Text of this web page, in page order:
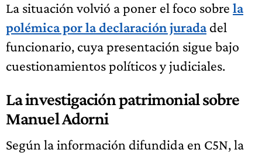
La situación volvió a poner el foco sobre la
polémica por la declaración juradadel
funcionario, cuya presentación sigue bajo
cuestionamientos políticos y judiciales.
La investigación patrimonial sobre
Manuel Adorni
Según la información difundida en C5N, la